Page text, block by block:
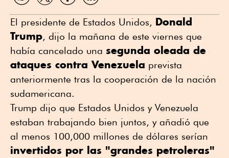
El presidente de Estados Unidos, Donald
Trump, dijo la mañana de este viernes que
había cancelado una segunda oleada ⁠de
ataques contra Venezuela prevista
anteriormente tras la cooperación de la nación
sudamericana.
Trump dijo ⁠que Estados Unidos y Venezuela
estaban trabajando bien juntos, y añadió que
al menos 100,000 millones de dólares serían
invertidos por las "grandes petroleras"